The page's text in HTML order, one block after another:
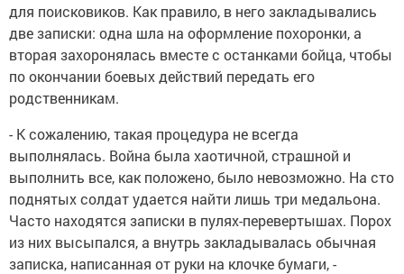
для поисковиков. Как правило, в него закладывались
две записки: одна шла на оформление похоронки, а
вторая захоронялась вместе с останками бойца, чтобы
по окончании боевых действий передать его
родственникам.
- К сожалению, такая процедура не всегда
выполнялась. Война была хаотичной, страшной и
выполнить все, как положено, было невозможно. На сто
поднятых солдат удается найти лишь три медальона.
Часто находятся записки в пулях-перевертышах. Порох
из них высыпался, а внутрь закладывалась обычная
записка, написанная от руки на клочке бумаги, -